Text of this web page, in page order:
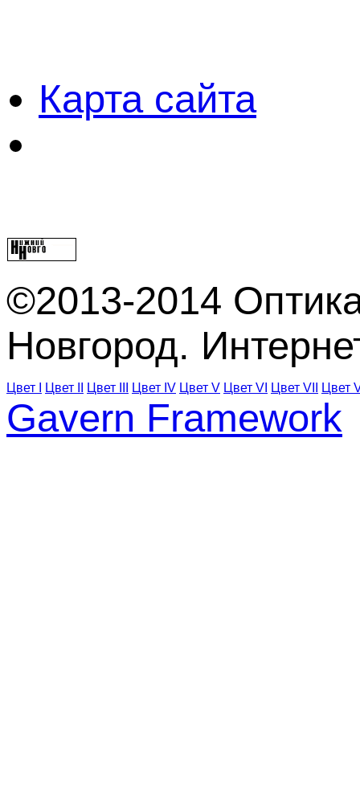
Карта сайта
©2013-2014
Новгород.
Цвет I Цвет II Цвет III Цвет IV Цвет V Цвет VI Цвет VII Цвет
Gavern Framework